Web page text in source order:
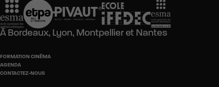
À Bordeaux, Lyon, Montpellieret Nantes
FORMATION CINÉMA
AGENDA
CONTACTEZ-NOUS